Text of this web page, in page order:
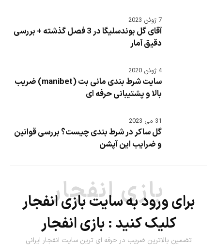
7 ژوئن 2023
آقای گل بوندسلیگا در 3 فصل گذشته + بررسی
دقیق آمار
4 ژوئن 2020
سایت شرط بندی مانی بت (manibet) ضریب
بالا و پشتیبانی حرفه ای
31 می 2023
گل ساکر در شرط بندی چیست؟ بررسی قوانین
و ضرایب این آپشن
بازی انفجار
برای ورود به سایت بازی انفجار
کلیک کنید : بازی انفجار
تضمین بالاترین ضریب در حرفه ای ترین سایت انفجار ایرانی